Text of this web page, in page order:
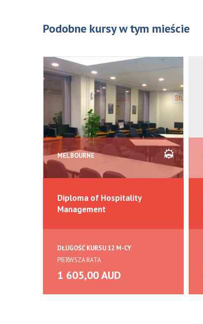
Podobne kursy w tym mieście
MELBOURNE
Diploma of Hospitality
Management
DŁUGOŚĆ KURSU 12 M-CY
PIERWSZA RATA
1 605,00 AUD